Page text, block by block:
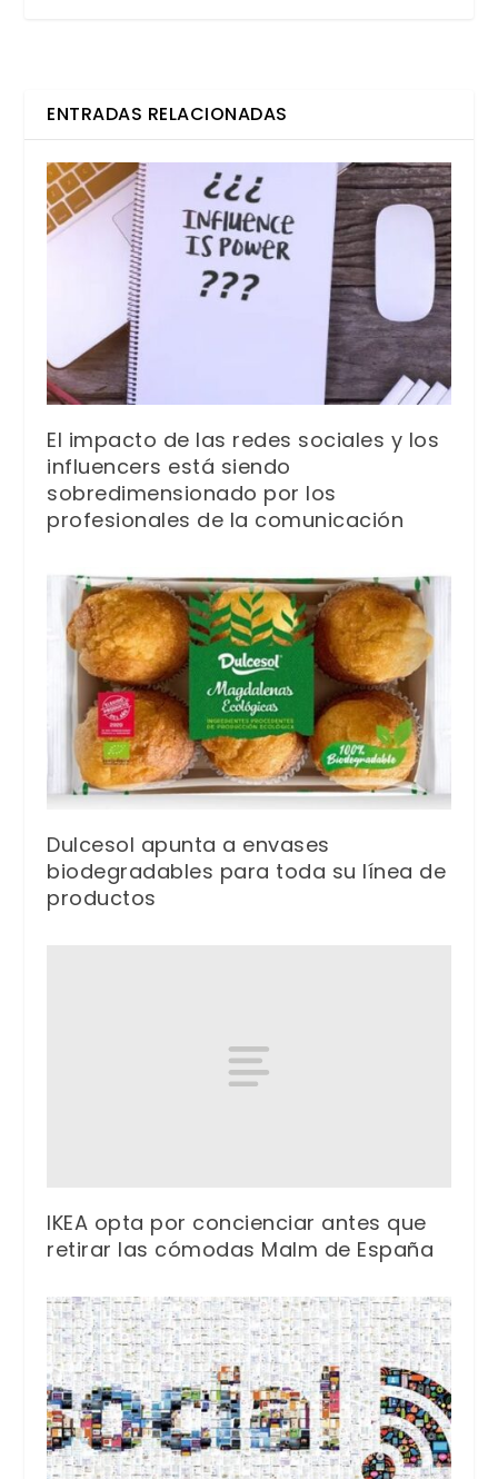
ENTRADAS RELACIONADAS
El impacto de las redes sociales y los
influencers está siendo
sobredimensionado por los
profesionales de la comunicación
Dulcesol apunta a envases
biodegradables para toda su línea de
productos
IKEA opta por concienciar antes que
retirar las cómodas Malm de España